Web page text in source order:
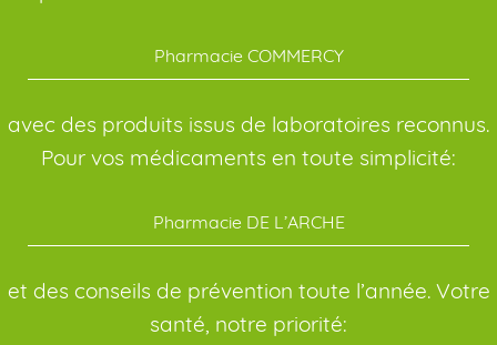
Pharmacie COMMERCY
avec des produits issus de laboratoires reconnus.
Pour vos médicaments en toute simplicité:
Pharmacie DE L’ARCHE
et des conseils de prévention toute l’année. Votre
santé, notre priorité: